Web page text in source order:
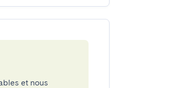
et nous